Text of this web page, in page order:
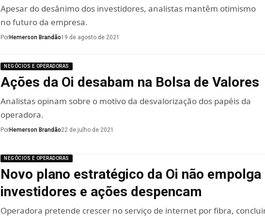
Apesar do desânimo dos investidores, analistas mantêm otimismo
no futuro da empresa.
PorHemerson Brandão19 de agosto de 2021
NEGÓCIOS E OPERADORAS
Ações da Oi desabam na Bolsa de Valores
Analistas opinam sobre o motivo da desvalorização dos papéis da
operadora.
PorHemerson Brandão22 de julho de 2021
NEGÓCIOS E OPERADORAS
Novo plano estratégico da Oi não empolga
investidores e ações despencam
Operadora pretende crescer no serviço de internet por fibra,